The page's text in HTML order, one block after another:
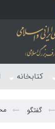
کتابخانه
گفتگو